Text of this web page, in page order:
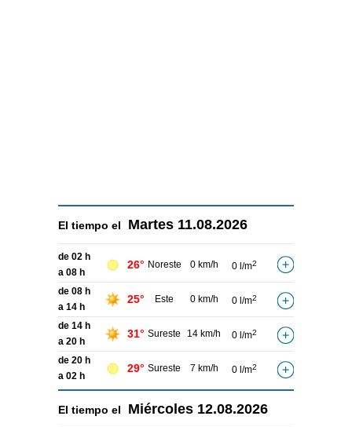
El tiempo el Martes 11.08.2026
de 02 h
a 08 h
26° Noreste 0 km/h 0 l/m2
de 08 h
a 14 h
25° Este 0 km/h 0 l/m2
de 14 h
a 20 h
31° Sureste 14 km/h 0 l/m2
de 20 h
a 02 h
29° Sureste 7 km/h 0 l/m2
El tiempo el Miércoles 12.08.2026